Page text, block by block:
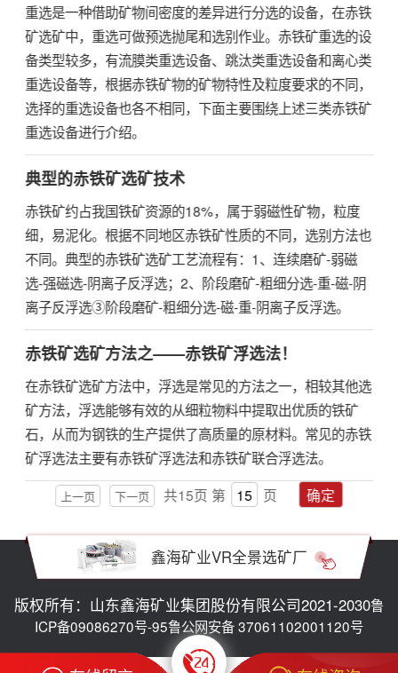
重选是一种借助矿物间密度的差异进行分选的设备，在赤铁
矿选矿中，重选可做预选抛尾和选别作业。赤铁矿重选的设
备类型较多，有流膜类重选设备、跳汰类重选设备和离心类
重选设备等，根据赤铁矿物的矿物特性及粒度要求的不同，
选择的重选设备也各不相同，下面主要围绕上述三类赤铁矿
重选设备进行介绍。
典型的赤铁矿选矿技术
赤铁矿约占我国铁矿资源的18%，属于弱磁性矿物，粒度
细，易泥化。根据不同地区赤铁矿性质的不同，选别方法也
不同。典型的赤铁矿选矿工艺流程有：1、连续磨矿-弱磁
选-强磁选-阴离子反浮选；2、阶段磨矿-粗细分选-重-磁-阴
离子反浮选③阶段磨矿-粗细分选-磁-重-阴离子反浮选。
赤铁矿选矿方法之——赤铁矿浮选法！
在赤铁矿选矿方法中，浮选是常见的方法之一，相较其他选
矿方法，浮选能够有效的从细粒物料中提取出优质的铁矿
石，从而为钢铁的生产提供了高质量的原材料。常见的赤铁
矿浮选法主要有赤铁矿浮选法和赤铁矿联合浮选法。
上一页 下一页 共15页 第 页 确定
鑫海矿业VR全景选矿厂
版权所有：山东鑫海矿业集团股份有限公司2021-2030鲁
ICP备09086270号-95鲁公网安备 37061102001120号